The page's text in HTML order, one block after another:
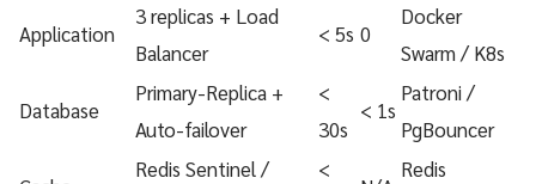
Application
3 replicas + Load
Balancer
< 5s 0
Docker
Swarm / K8s
Database
Primary-Replica +
Auto-failover
<
30s
< 1s
Patroni /
PgBouncer
Redis Sentinel /
<
Redis